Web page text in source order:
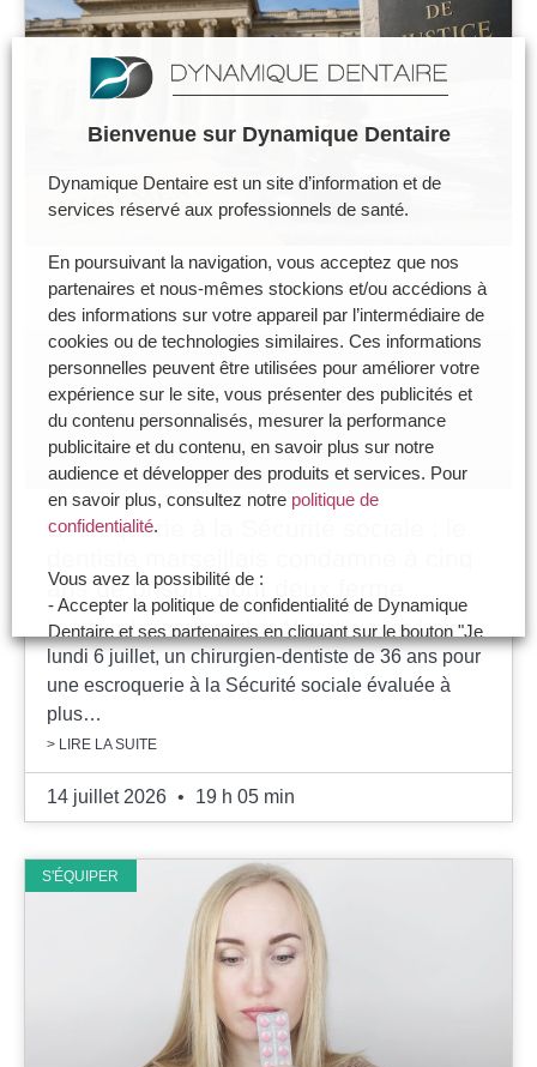
Escroquerie à la Sécurité sociale : le
ans de prison, dont deux ferme
Le tribunal correctionnel de Marseille a condamné,
lundi 6 juillet, un chirurgien-dentiste de 36 ans pour
une escroquerie à la Sécurité sociale évaluée à
plus…
> LIRE LA SUITE
14 juillet 2026 19 h 05 min
S'ÉQUIPER
Bienvenue sur Dynamique Dentaire
Dynamique Dentaire est un site d’information et de
services réservé aux professionnels de santé.
En poursuivant la navigation, vous acceptez que nos
partenaires et nous-mêmes stockions et/ou accédions à
des informations sur votre appareil par l’intermédiaire de
cookies ou de technologies similaires. Ces informations
personnelles peuvent être utilisées pour améliorer votre
expérience sur le site, vous présenter des publicités et
du contenu personnalisés, mesurer la performance
publicitaire et du contenu, en savoir plus sur notre
audience et développer des produits et services. Pour
en savoir plus, consultez notre politique de
confidentialité.
Vous avez la possibilité de :
- Accepter la politique de confidentialité de Dynamique
Dentaire et ses partenaires en cliquant sur le bouton "Je
certifie être un professionnel de santé et accepte la
politique de confidentialité"
- Paramétrer vos choix pour accepter les cookies ou
non en cliquant sur le bouton "Je souhaite Gérer mes
souhaite gérer mes préférences
Je certifie être un professionnel de
santé et accepte la politique de
confidentialité